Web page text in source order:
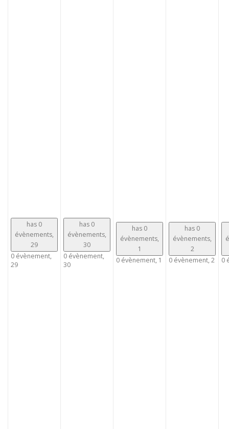
has 0
évènements,
29
0 évènement,
29
has 0
évènements,
30
0 évènement,
30
has 0
évènements,
1
0 évènement, 1
has 0
évènements,
2
0 évènement, 2 0